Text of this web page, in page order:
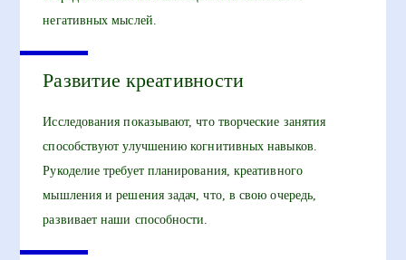
негативных мыслей.
Развитие креативности
Исследования показывают, что творческие занятия
способствуют улучшению когнитивных навыков.
Рукоделие требует планирования, креативного
мышления и решения задач, что, в свою очередь,
развивает наши способности.